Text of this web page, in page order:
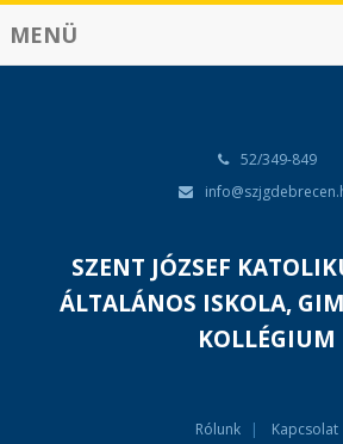
MENÜ
52/349-849
SZENT JÓZSEF
ÁLTALÁNOS ISKOLA,
KOLLÉGIUM
Rólunk Kapcsolat